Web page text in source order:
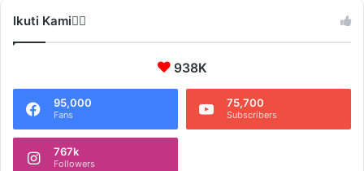
Ikuti Kami❤️‍🔥
938K
95,000
Fans
75,700
Subscribers
767k
Followers